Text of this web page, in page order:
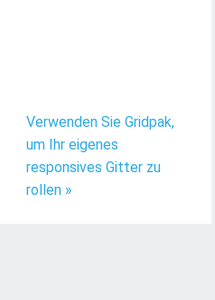
Verwenden Sie Gridpak,
um Ihr eigenes
responsives Gitter zu
rollen »